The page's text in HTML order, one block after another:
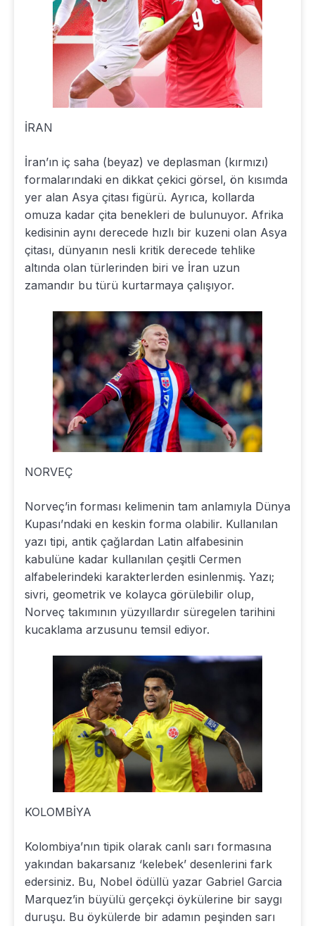
İRAN
İran’ın iç saha (beyaz) ve deplasman (kırmızı)
formalarındaki en dikkat çekici görsel, ön kısımda
yer alan Asya çitası figürü. Ayrıca, kollarda
omuza kadar çita benekleri de bulunuyor. Afrika
kedisinin aynı derecede hızlı bir kuzeni olan Asya
çitası, dünyanın nesli kritik derecede tehlike
altında olan türlerinden biri ve İran uzun
zamandır bu türü kurtarmaya çalışıyor.
NORVEÇ
Norveç’in forması kelimenin tam anlamıyla Dünya
Kupası’ndaki en keskin forma olabilir. Kullanılan
yazı tipi, antik çağlardan Latin alfabesinin
kabulüne kadar kullanılan çeşitli Cermen
alfabelerindeki karakterlerden esinlenmiş. Yazı;
sivri, geometrik ve kolayca görülebilir olup,
Norveç takımının yüzyıllardır süregelen tarihini
kucaklama arzusunu temsil ediyor.
KOLOMBİYA
Kolombiya’nın tipik olarak canlı sarı formasına
yakından bakarsanız ‘kelebek’ desenlerini fark
edersiniz. Bu, Nobel ödüllü yazar Gabriel Garcia
Marquez’in büyülü gerçekçi öykülerine bir saygı
duruşu. Bu öykülerde bir adamın peşinden sarı